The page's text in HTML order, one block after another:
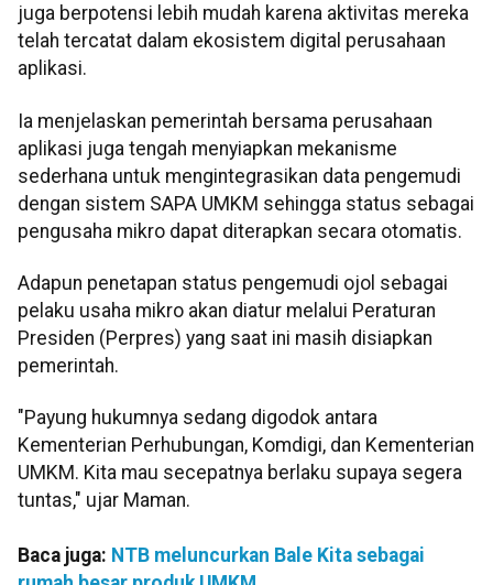
juga berpotensi lebih mudah karena aktivitas mereka
telah tercatat dalam ekosistem digital perusahaan
aplikasi.
Ia menjelaskan pemerintah bersama perusahaan
aplikasi juga tengah menyiapkan mekanisme
sederhana untuk mengintegrasikan data pengemudi
dengan sistem SAPA UMKM sehingga status sebagai
pengusaha mikro dapat diterapkan secara otomatis.
Adapun penetapan status pengemudi ojol sebagai
pelaku usaha mikro akan diatur melalui Peraturan
Presiden (Perpres) yang saat ini masih disiapkan
pemerintah.
"Payung hukumnya sedang digodok antara
Kementerian Perhubungan, Komdigi, dan Kementerian
UMKM. Kita mau secepatnya berlaku supaya segera
tuntas," ujar Maman.
Baca juga: NTB meluncurkan Bale Kita sebagai